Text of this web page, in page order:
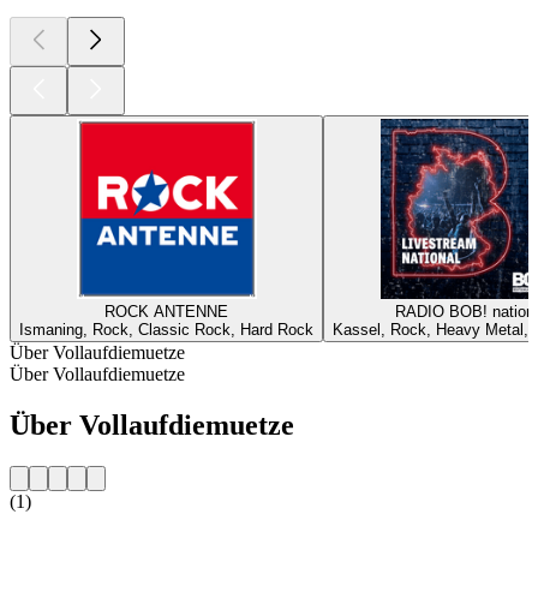
ROCK ANTENNE
Ismaning, Rock, Classic Rock, Hard Rock
RADIO BOB!
Kassel, Rock, Heavy Metal,
Über Vollaufdiemuetze
Über Vollaufdiemuetze
Über Vollaufdiemuetze
(1)